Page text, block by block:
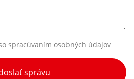
spracúvaním osobných údajov
správu